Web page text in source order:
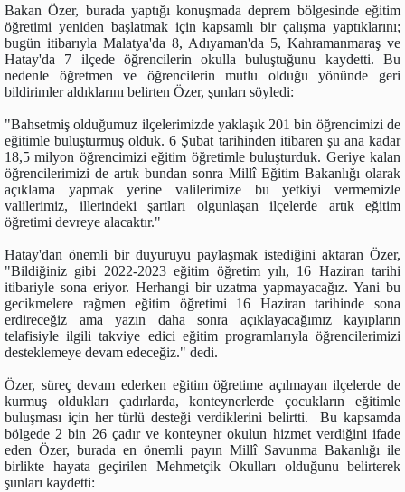
Bakan Özer, burada yaptığı konuşmada deprem bölgesinde eğitim
öğretimi yeniden başlatmak için kapsamlı bir çalışma yaptıklarını;
bugün itibarıyla Malatya'da 8, Adıyaman'da 5, Kahramanmaraş ve
Hatay'da 7 ilçede öğrencilerin okulla buluştuğunu kaydetti. Bu
nedenle öğretmen ve öğrencilerin mutlu olduğu yönünde geri
bildirimler aldıklarını belirten Özer, şunları söyledi:
"Bahsetmiş olduğumuz ilçelerimizde yaklaşık 201 bin öğrencimizi de
eğitimle buluşturmuş olduk. 6 Şubat tarihinden itibaren şu ana kadar
18,5 milyon öğrencimizi eğitim öğretimle buluşturduk. Geriye kalan
öğrencilerimizi de artık bundan sonra Millî Eğitim Bakanlığı olarak
açıklama yapmak yerine valilerimize bu yetkiyi vermemizle
valilerimiz, illerindeki şartları olgunlaşan ilçelerde artık eğitim
öğretimi devreye alacaktır."
Hatay'dan önemli bir duyuruyu paylaşmak istediğini aktaran Özer,
"Bildiğiniz gibi 2022-2023 eğitim öğretim yılı, 16 Haziran tarihi
itibariyle sona eriyor. Herhangi bir uzatma yapmayacağız. Yani bu
gecikmelere rağmen eğitim öğretimi 16 Haziran tarihinde sona
erdireceğiz ama yazın daha sonra açıklayacağımız kayıpların
telafisiyle ilgili takviye edici eğitim programlarıyla öğrencilerimizi
desteklemeye devam edeceğiz." dedi.
Özer, süreç devam ederken eğitim öğretime açılmayan ilçelerde de
kurmuş oldukları çadırlarda, konteynerlerde çocukların eğitimle
buluşması için her türlü desteği verdiklerini belirtti. Bu kapsamda
bölgede 2 bin 26 çadır ve konteyner okulun hizmet verdiğini ifade
eden Özer, burada en önemli payın Millî Savunma Bakanlığı ile
birlikte hayata geçirilen Mehmetçik Okulları olduğunu belirterek
şunları kaydetti: